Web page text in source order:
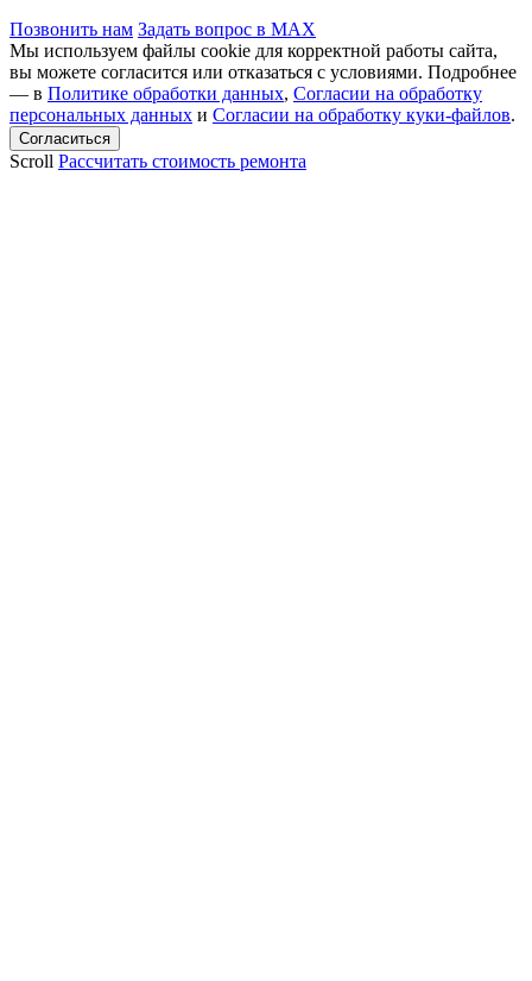
Позвонить нам Задать вопрос в MAX
Мы используем файлы cookie для корректной работы сайта,
вы можете согласится или отказаться с условиями. Подробнее
— в Политике обработки данных, Согласии на обработку
персональных данных и Согласии на обработку куки-файлов.
Scroll Рассчитать стоимость ремонта